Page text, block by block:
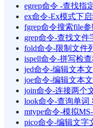
egrep命令 -查找指
ex命令-Ex模式下
fgrep命令搜索file
grep命令-查找文件
fold命令-限制文件
ispell命令-拼写检
jed命令-编辑文本文
joe命令-编辑文本
join命令-连接两个
look命令-查询单词
mtype命令-模拟
pico命令-编辑文字